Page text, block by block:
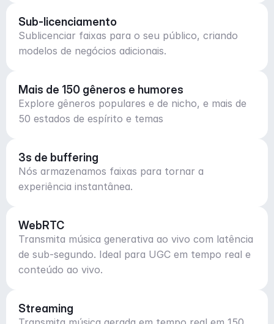
Sub-licenciamento
Sublicenciar faixas para o seu público, criando
modelos de negócios adicionais.
Mais de 150 gêneros e humores
Explore gêneros populares e de nicho, e mais de
50 estados de espírito e temas
3s de buffering
Nós armazenamos faixas para tornar a
experiência instantânea.
WebRTC
Transmita música generativa ao vivo com latência
de sub-segundo. Ideal para UGC em tempo real e
conteúdo ao vivo.
Streaming